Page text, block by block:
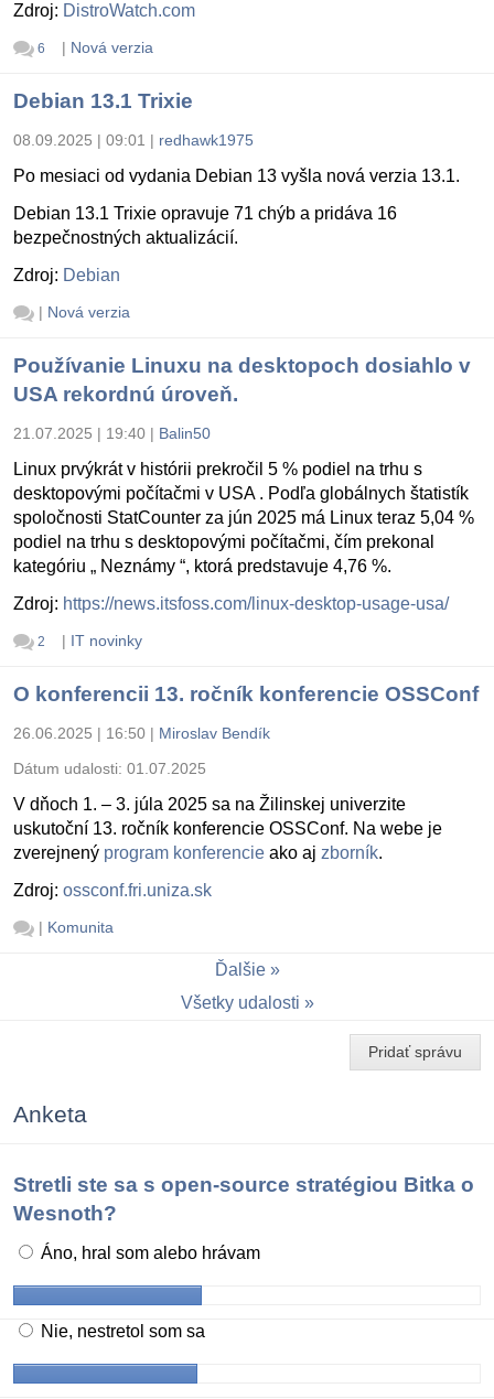
Zdroj: DistroWatch.com
6 | Nová verzia
Debian 13.1 Trixie
08.09.2025 | 09:01 | redhawk1975
Po mesiaci od vydania Debian 13 vyšla nová verzia 13.1.
Debian 13.1 Trixie opravuje 71 chýb a pridáva 16
bezpečnostných aktualizácií.
Zdroj: Debian
| Nová verzia
Používanie Linuxu na desktopoch dosiahlo v
USA rekordnú úroveň.
21.07.2025 | 19:40 | Balin50
Linux prvýkrát v histórii prekročil 5 % podiel na trhu s
desktopovými počítačmi v USA . Podľa globálnych štatistík
spoločnosti StatCounter za jún 2025 má Linux teraz 5,04 %
podiel na trhu s desktopovými počítačmi, čím prekonal
kategóriu „ Neznámy “, ktorá predstavuje 4,76 %.
Zdroj: https://news.itsfoss.com/linux-desktop-usage-usa/
2 | IT novinky
O konferencii 13. ročník konferencie OSSConf
26.06.2025 | 16:50 | Miroslav Bendík
Dátum udalosti: 01.07.2025
V dňoch 1. – 3. júla 2025 sa na Žilinskej univerzite
uskutoční 13. ročník konferencie OSSConf. Na webe je
zverejnený program konferencie ako aj zborník.
Zdroj: ossconf.fri.uniza.sk
| Komunita
Ďalšie
Všetky udalosti
Pridať správu
Anketa
Stretli ste sa s open-source stratégiou Bitka o
Wesnoth?
Áno, hral som alebo hrávam
Nie, nestretol som sa